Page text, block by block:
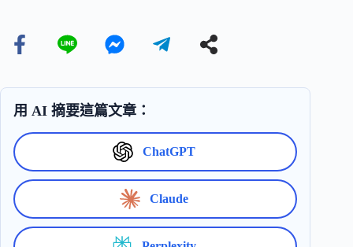
用 AI 摘要這篇文章：
ChatGPT
Claude